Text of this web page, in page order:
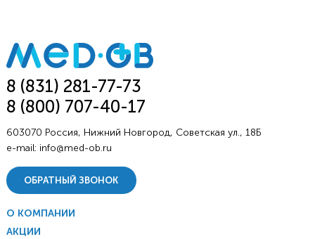
8 (831) 281-77-73
8 (800) 707-40-17
603070 Россия, Нижний Новгород, Советская ул., 18Б
e-mail: info@med-ob.ru
ОБРАТНЫЙ ЗВОНОК
О КОМПАНИИ
АКЦИИ